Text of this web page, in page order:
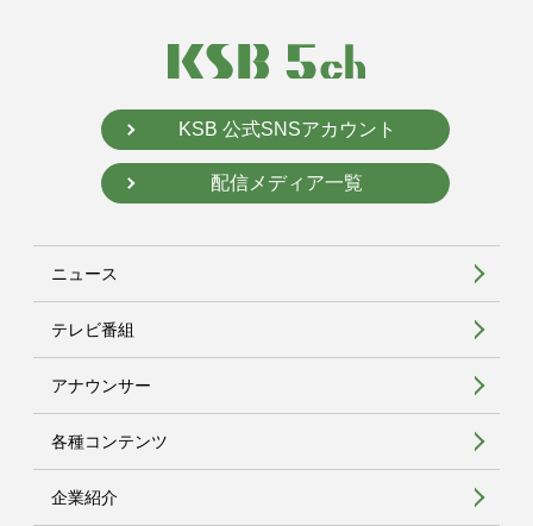
KSB 公式SNSアカウント
配信メディア一覧
ニュース
テレビ番組
アナウンサー
各種コンテンツ
企業紹介